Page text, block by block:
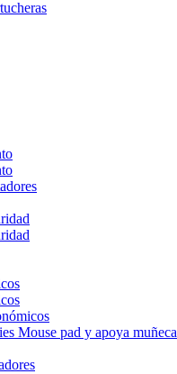
Mouse pad y apoya muñeca